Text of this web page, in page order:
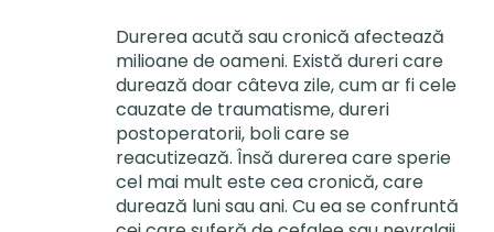
Durerea acută sau cronică afectează
milioane de oameni. Există dureri care
durează doar câteva zile, cum ar fi cele
cauzate de traumatisme, dureri
postoperatorii, boli care se
reacutizează. Însă durerea care sperie
cel mai mult este cea cronică, care
durează luni sau ani. Cu ea se confruntă